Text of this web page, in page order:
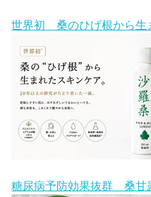
世界初 桑のひげ根から生
糖尿病予防効果抜群 桑甘